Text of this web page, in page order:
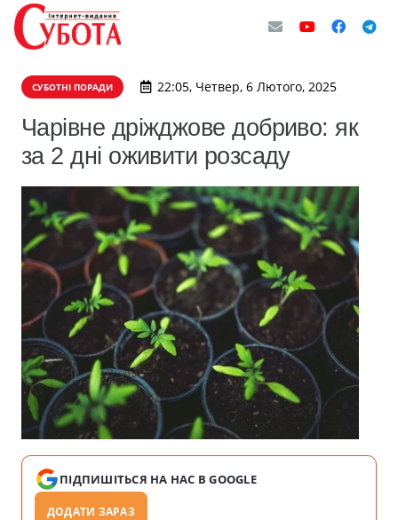
СУБОТНІ ПОРАДИ 22:05, Четвер, 6 Лютого, 2025
Чарівне дріжджове добриво: як
за 2 дні оживити розсаду
ПІДПИШІТЬСЯ НА НАС В GOOGLE
ДОДАТИ ЗАРАЗ